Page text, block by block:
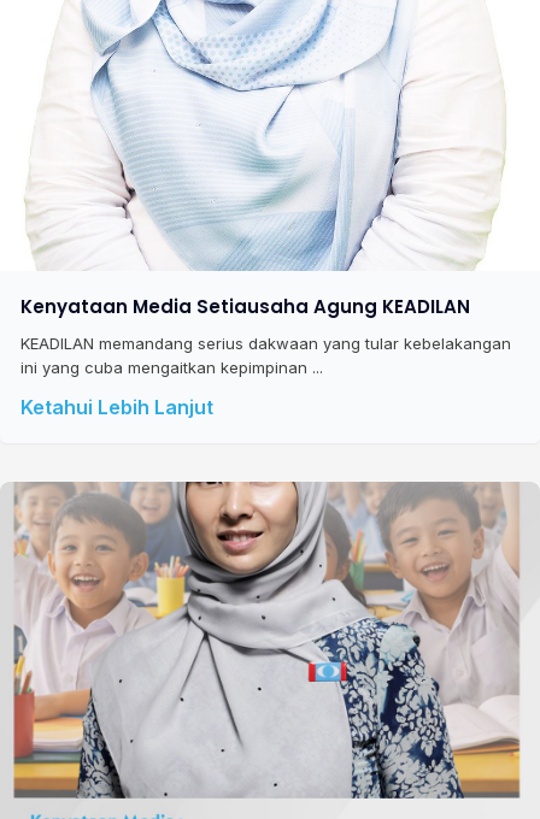
Kenyataan Media Setiausaha Agung KEADILAN
KEADILAN memandang serius dakwaan yang tular kebelakangan
ini yang cuba mengaitkan kepimpinan ...
Ketahui Lebih Lanjut